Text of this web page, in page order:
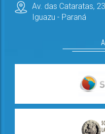
Av. das Cataratas,
Iguazu - Paraná